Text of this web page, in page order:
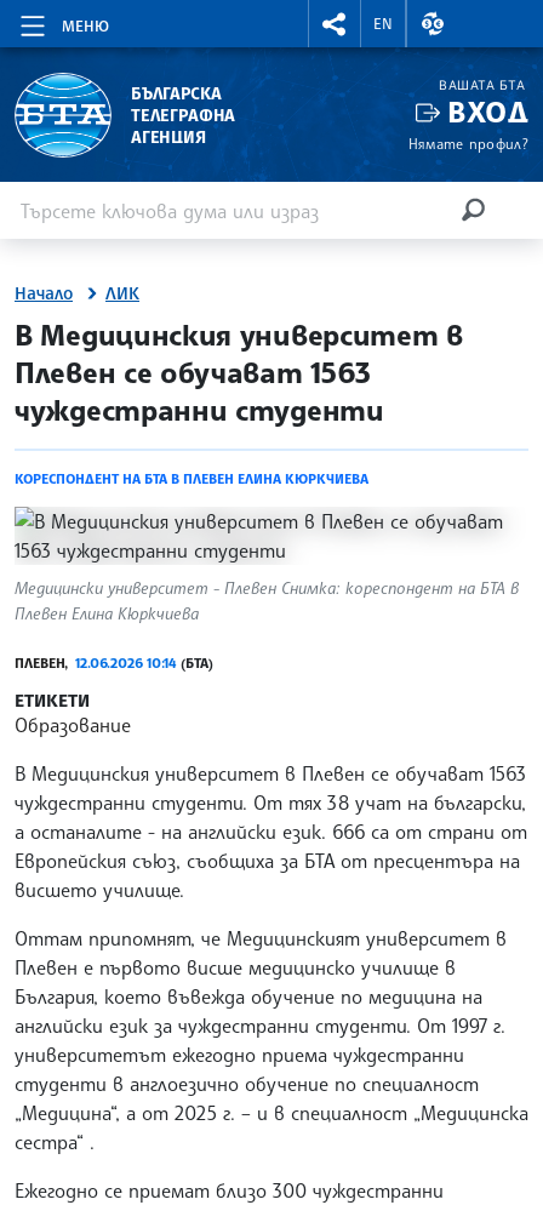
МЕНЮ
RIGHTMENU.SOCIAL
EN
ВАЛУТНИ
БЪЛГАРСКА
ТЕЛЕГРАФНА
АГЕНЦИЯ
ВАШАТА БТА
ВХОД
Нямате профил?
Начало ЛИК
site.bta
В Медицинския университет в
Плевен се обучават 1563
чуждестранни студенти
КОРЕСПОНДЕНТ НА БТА В ПЛЕВЕН ЕЛИНА КЮРКЧИЕВА
Медицински университет - Плевен Снимка: кореспондент на БТА в
Плевен Елина Кюркчиева
ПЛЕВЕН, 12.06.2026 10:14 (БТА)
ЕТИКЕТИ
Образование
В Медицинския университет в Плевен се обучават 1563
чуждестранни студенти. От тях 38 учат на български,
а останалите - на английски език. 666 са от страни от
Европейския съюз, съобщиха за БТА от пресцентъра на
висшето училище.
Оттам припомнят, че Медицинският университет в
Плевен е първото висше медицинско училище в
България, което въвежда обучение по медицина на
английски език за чуждестранни студенти. От 1997 г.
университетът ежегодно приема чуждестранни
студенти в англоезично обучение по специалност
„Медицина“, а от 2025 г. – и в специалност „Медицинска
сестра“ .
Ежегодно се приемат близо 300 чуждестранни